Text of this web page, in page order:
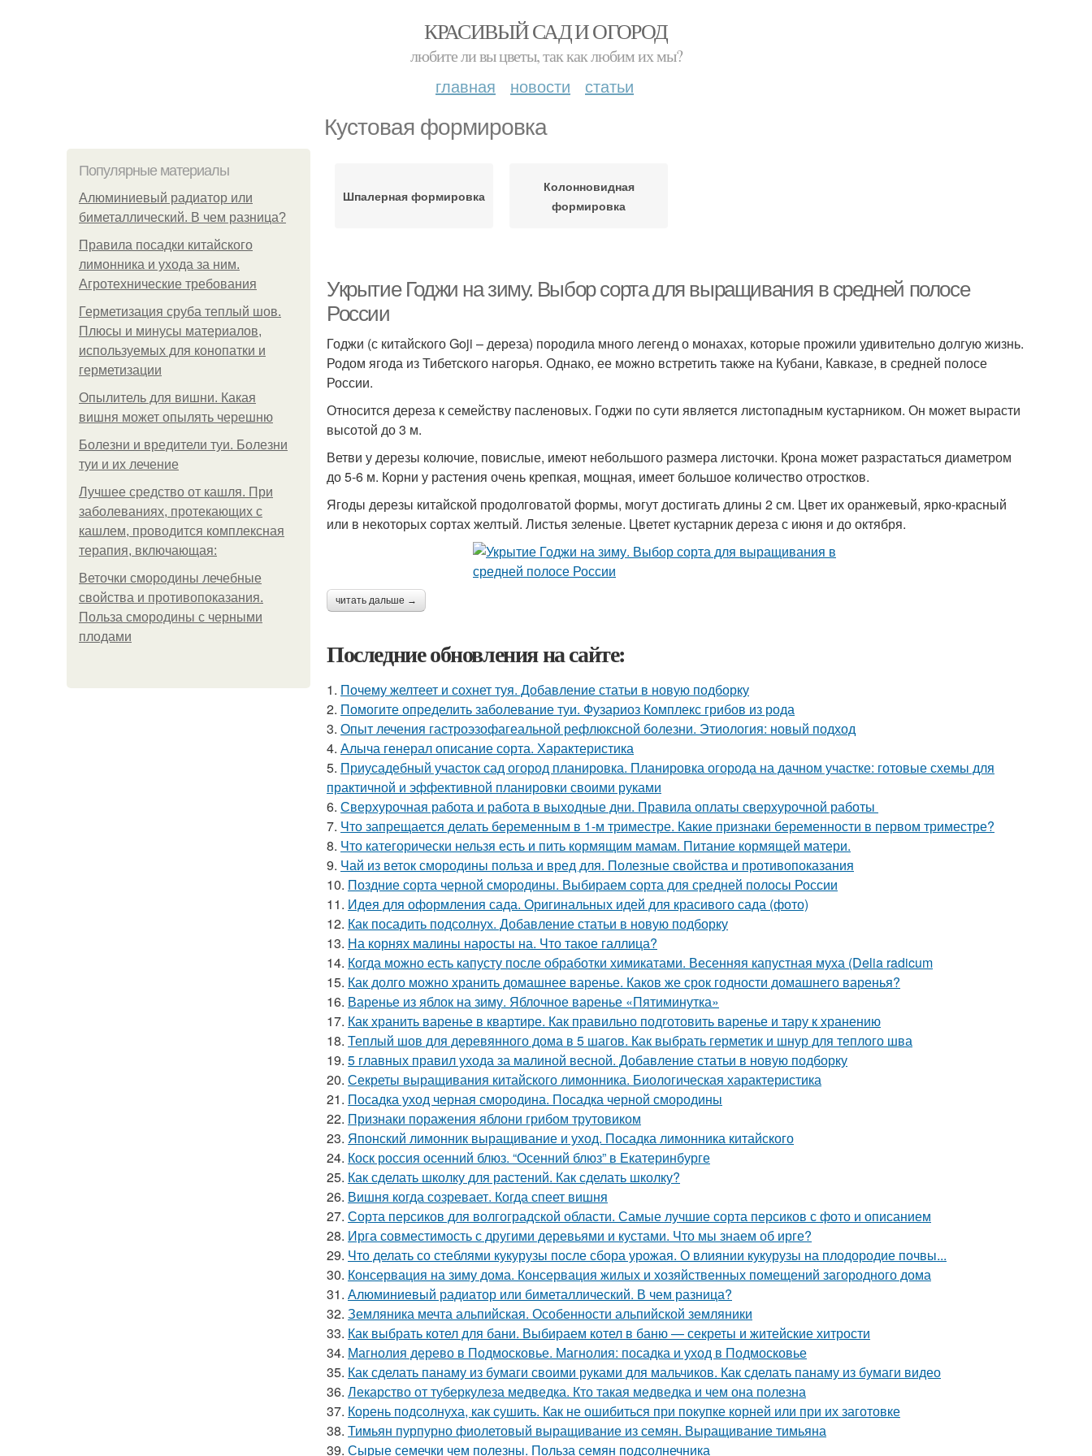
КРАСИВЫЙ САД И ОГОРОД
любите ли вы цветы, так как любим их мы?
главная новости статьи
Кустовая формировка
Популярные материалы
Алюминиевый радиатор или
биметаллический. В чем разница?
Правила посадки китайского
лимонника и ухода за ним.
Агротехнические требования
Герметизация сруба теплый шов.
Плюсы и минусы материалов,
используемых для конопатки и
герметизации
Опылитель для вишни. Какая
вишня может опылять черешню
Болезни и вредители туи. Болезни
туи и их лечение
Лучшее средство от кашля. При
заболеваниях, протекающих с
кашлем, проводится комплексная
терапия, включающая:
Веточки смородины лечебные
свойства и противопоказания.
Польза смородины с черными
плодами
Шпалерная формировка
Колонновидная
формировка
Укрытие Годжи на зиму. Выбор сорта для выращивания в средней полосе
России
Годжи (с китайского Goji – дереза) породила много легенд о монахах, которые прожили удивительно долгую жизнь.
Родом ягода из Тибетского нагорья. Однако, ее можно встретить также на Кубани, Кавказе, в средней полосе
России.
Относится дереза к семейству пасленовых. Годжи по сути является листопадным кустарником. Он может вырасти
высотой до 3 м.
Ветви у дерезы колючие, повислые, имеют небольшого размера листочки. Крона может разрастаться диаметром
до 5-6 м. Корни у растения очень крепкая, мощная, имеет большое количество отростков.
Ягоды дерезы китайской продолговатой формы, могут достигать длины 2 см. Цвет их оранжевый, ярко-красный
или в некоторых сортах желтый. Листья зеленые. Цветет кустарник дереза с июня и до октября.
читать дальше →
Последние обновления на сайте:
1. Почему желтеет и сохнет туя. Добавление статьи в новую подборку
2. Помогите определить заболевание туи. Фузариоз Комплекс грибов из рода
3. Опыт лечения гастроэзофагеальной рефлюксной болезни. Этиология: новый подход
4. Алыча генерал описание сорта. Характеристика
5. Приусадебный участок сад огород планировка. Планировка огорода на дачном участке: готовые схемы для
практичной и эффективной планировки своими руками
6. Сверхурочная работа и работа в выходные дни. Правила оплаты сверхурочной работы
7. Что запрещается делать беременным в 1-м триместре. Какие признаки беременности в первом триместре?
8. Что категорически нельзя есть и пить кормящим мамам. Питание кормящей матери.
9. Чай из веток смородины польза и вред для. Полезные свойства и противопоказания
10. Поздние сорта черной смородины. Выбираем сорта для средней полосы России
11. Идея для оформления сада. Оригинальных идей для красивого сада (фото)
12. Как посадить подсолнух. Добавление статьи в новую подборку
13. На корнях малины наросты на. Что такое галлица?
14. Когда можно есть капусту после обработки химикатами. Весенняя капустная муха (Delia radicum
15. Как долго можно хранить домашнее варенье. Каков же срок годности домашнего варенья?
16. Варенье из яблок на зиму. Яблочное варенье «Пятиминутка»
17. Как хранить варенье в квартире. Как правильно подготовить варенье и тару к хранению
18. Теплый шов для деревянного дома в 5 шагов. Как выбрать герметик и шнур для теплого шва
19. 5 главных правил ухода за малиной весной. Добавление статьи в новую подборку
20. Секреты выращивания китайского лимонника. Биологическая характеристика
21. Посадка уход черная смородина. Посадка черной смородины
22. Признаки поражения яблони грибом трутовиком
23. Японский лимонник выращивание и уход. Посадка лимонника китайского
24. Коск россия осенний блюз. “Осенний блюз” в Екатеринбурге
25. Как сделать школку для растений. Как сделать школку?
26. Вишня когда созревает. Когда спеет вишня
27. Сорта персиков для волгоградской области. Самые лучшие сорта персиков с фото и описанием
28. Ирга совместимость с другими деревьями и кустами. Что мы знаем об ирге?
29. Что делать со стеблями кукурузы после сбора урожая. О влиянии кукурузы на плодородие почвы...
30. Консервация на зиму дома. Консервация жилых и хозяйственных помещений загородного дома
31. Алюминиевый радиатор или биметаллический. В чем разница?
32. Земляника мечта альпийская. Особенности альпийской земляники
33. Как выбрать котел для бани. Выбираем котел в баню — секреты и житейские хитрости
34. Магнолия дерево в Подмосковье. Магнолия: посадка и уход в Подмосковье
35. Как сделать панаму из бумаги своими руками для мальчиков. Как сделать панаму из бумаги видео
36. Лекарство от туберкулеза медведка. Кто такая медведка и чем она полезна
37. Корень подсолнуха, как сушить. Как не ошибиться при покупке корней или при их заготовке
38. Тимьян пурпурно фиолетовый выращивание из семян. Выращивание тимьяна
39. Сырые семечки чем полезны. Польза семян подсолнечника